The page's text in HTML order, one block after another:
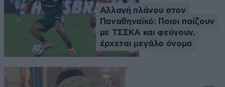
Αλλαγή πλάνου στον
Παναθηναϊκό: Ποιοι παίζουν
με ΤΣΣΚΑ και φεύγουν,
έρχεται μεγάλο όνομα